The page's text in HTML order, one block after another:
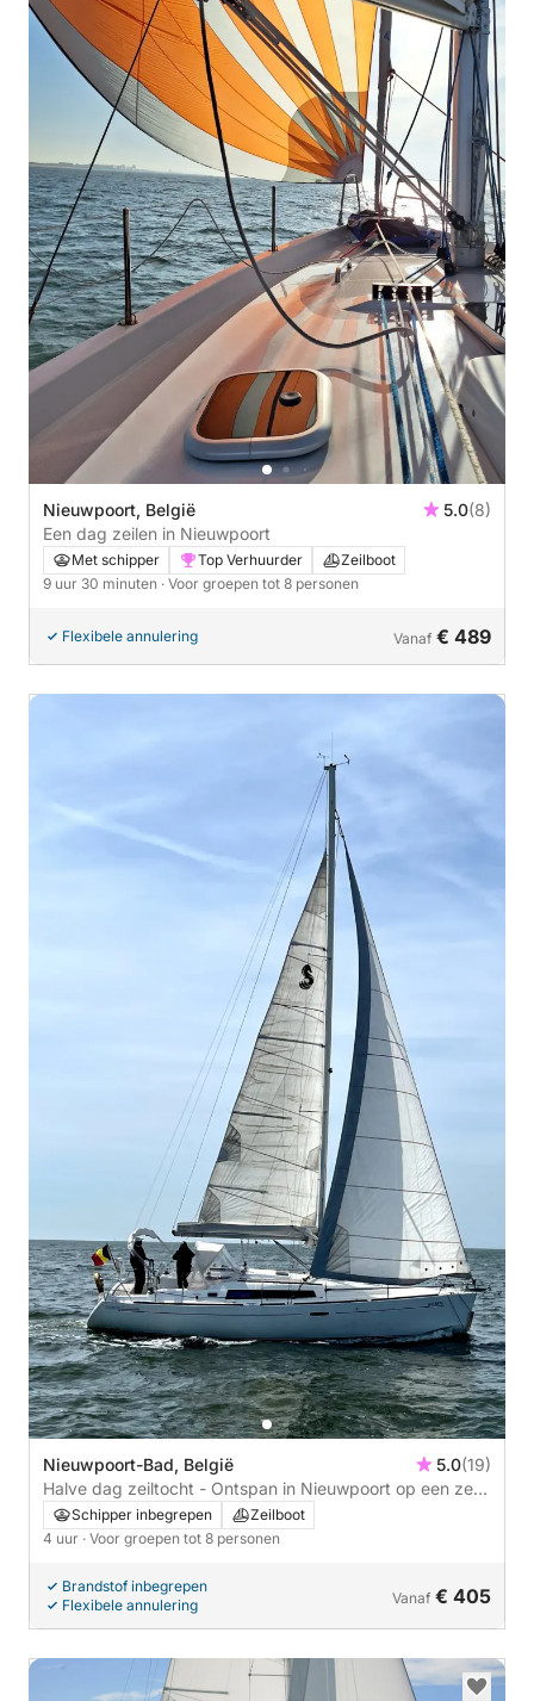
Nieuwpoort, België 5.0(8)
Een dag zeilen in Nieuwpoort
Met schipper Top Verhuurder
Zeilboot
9 uur 30 minuten · Voor groepen tot 8 personen
Flexibele annulering Vanaf € 489
Nieuwpoort-Bad, België 5.0(19)
Halve dag zeiltocht - Ontspan in Nieuwpoort op een zeer
comfortabele zeilboot met ervaren en drietalige skipper
Schipper inbegrepen
Zeilboot
4 uur · Voor groepen tot 8 personen
Brandstof inbegrepen
Flexibele annulering
Vanaf € 405